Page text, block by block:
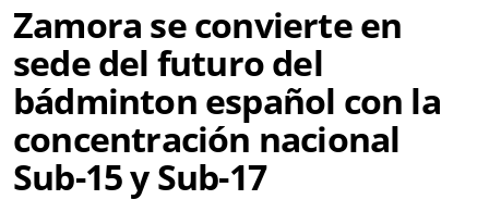
Zamora se convierte en
sede del futuro del
bádminton español con la
concentración nacional
Sub-15 y Sub-17